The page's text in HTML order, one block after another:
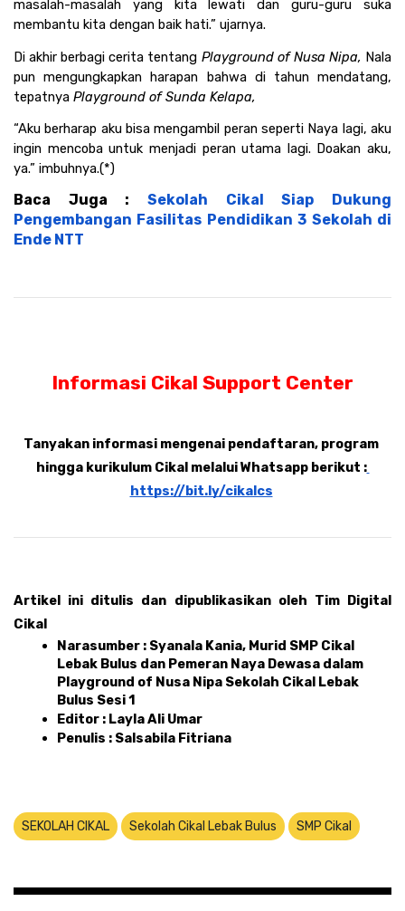
masalah-masalah yang kita lewati dan guru-guru suka
membantu kita dengan baik hati.” ujarnya.
Di akhir berbagi cerita tentang Playground of Nusa Nipa, Nala
pun mengungkapkan harapan bahwa di tahun mendatang,
tepatnya Playground of Sunda Kelapa,
“Aku berharap aku bisa mengambil peran seperti Naya lagi, aku
ingin mencoba untuk menjadi peran utama lagi. Doakan aku,
ya.” imbuhnya.(*)
Baca Juga : Sekolah Cikal Siap Dukung
Pengembangan Fasilitas Pendidikan 3 Sekolah di
Ende NTT
Informasi Cikal Support Center
Tanyakan informasi mengenai pendaftaran, program
hingga kurikulum Cikal melalui Whatsapp berikut :
https://bit.ly/cikalcs
Artikel ini ditulis dan dipublikasikan oleh Tim Digital
Cikal
Narasumber : Syanala Kania, Murid SMP Cikal
Lebak Bulus dan Pemeran Naya Dewasa dalam
Playground of Nusa Nipa Sekolah Cikal Lebak
Bulus Sesi 1
Editor : Layla Ali Umar
Penulis : Salsabila Fitriana
SEKOLAH CIKAL Sekolah Cikal Lebak Bulus SMP Cikal